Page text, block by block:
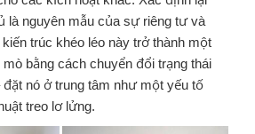
là nguyên mẫu của sự riêng tư và
​​trúc khéo léo này trở thành một
bằng cách chuyển đổi trạng thái
nó ở trung tâm như một yếu tố
treo lơ lửng.